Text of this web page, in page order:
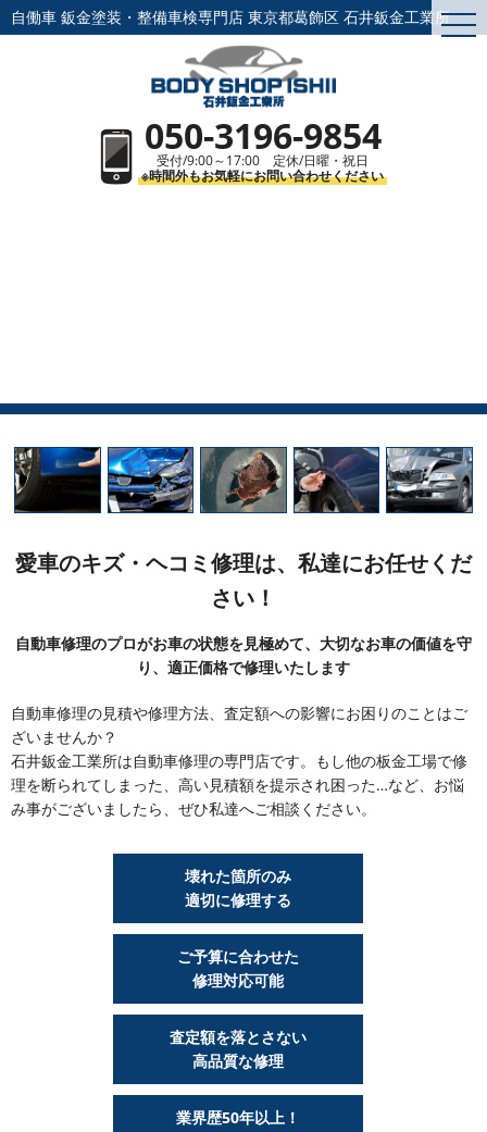
自働車 鈑金塗装・整備車検専門店 東京都葛飾区 石井鈑金工業所
050-3196-9854
受付/9:00～17:00 定休/日曜・祝日
※時間外もお気軽にお問い合わせください
愛車のキズ・ヘコミ修理は、私達にお任せくだ
さい！
自動車修理のプロがお車の状態を見極めて、大切なお車の価値を守
り、適正価格で修理いたします
自動車修理の見積や修理方法、査定額への影響にお困りのことはご
ざいませんか？
石井鈑金工業所は自動車修理の専門店です。もし他の板金工場で修
理を断られてしまった、高い見積額を提示され困った…など、お悩
み事がございましたら、ぜひ私達へご相談ください。
壊れた箇所のみ
適切に修理する
ご予算に合わせた
修理対応可能
査定額を落とさない
高品質な修理
業界歴50年以上！